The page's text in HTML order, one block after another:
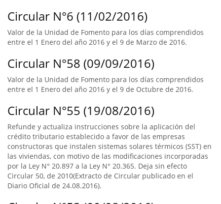
Circular N°6 (11/02/2016)
Valor de la Unidad de Fomento para los días comprendidos
entre el 1 Enero del año 2016 y el 9 de Marzo de 2016.
Circular N°58 (09/09/2016)
Valor de la Unidad de Fomento para los días comprendidos
entre el 1 Enero del año 2016 y el 9 de Octubre de 2016.
Circular N°55 (19/08/2016)
Refunde y actualiza instrucciones sobre la aplicación del
crédito tributario establecido a favor de las empresas
constructoras que instalen sistemas solares térmicos (SST) en
las viviendas, con motivo de las modificaciones incorporadas
por la Ley N° 20.897 a la Ley N° 20.365. Deja sin efecto
Circular 50, de 2010(Extracto de Circular publicado en el
Diario Oficial de 24.08.2016).